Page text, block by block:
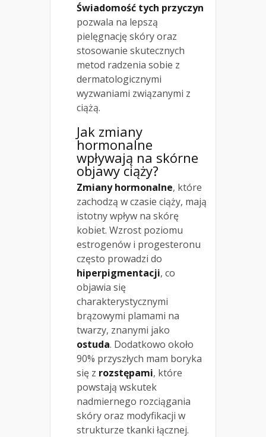
Świadomość tych przyczyn
pozwala na lepszą
pielęgnację skóry oraz
stosowanie skutecznych
metod radzenia sobie z
dermatologicznymi
wyzwaniami związanymi z
ciążą.
Jak zmiany
hormonalne
wpływają na skórne
objawy ciąży?
Zmiany hormonalne, które
zachodzą w czasie ciąży, mają
istotny wpływ na skórę
kobiet. Wzrost poziomu
estrogenów i progesteronu
często prowadzi do
hiperpigmentacji, co
objawia się
charakterystycznymi
brązowymi plamami na
twarzy, znanymi jako
ostuda. Dodatkowo około
90% przyszłych mam boryka
się z rozstępami, które
powstają wskutek
nadmiernego rozciągania
skóry oraz modyfikacji w
strukturze tkanki łącznej.